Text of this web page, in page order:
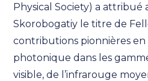
Physical Society) a attribué
Skorobogatiy le titre de
contributions pionnières
photonique dans les
visible, de l’infrarouge